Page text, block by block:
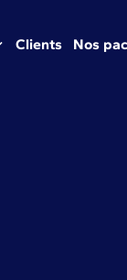
Clients Nos